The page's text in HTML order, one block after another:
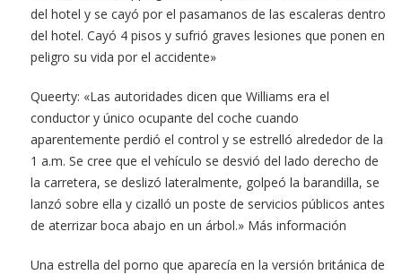
del hotel y se cayó por el pasamanos de las escaleras dentro
del hotel. Cayó 4 pisos y sufrió graves lesiones que ponen en
peligro su vida por el accidente»
Queerty: «Las autoridades dicen que Williams era el
conductor y único ocupante del coche cuando
aparentemente perdió el control y se estrelló alrededor de la
1 a.m. Se cree que el vehículo se desvió del lado derecho de
la carretera, se deslizó lateralmente, golpeó la barandilla, se
lanzó sobre ella y cizalló un poste de servicios públicos antes
de aterrizar boca abajo en un árbol.» Más información
Una estrella del porno que aparecía en la versión británica de